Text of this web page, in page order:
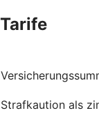
Tarife
Strafkaution als